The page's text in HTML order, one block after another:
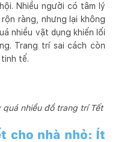
Nhiều người có tâm lý
ràng, nhưng lại không
nhiều vật dụng khiến lối
Trang trí sai cách còn
tế.
nhiều đồ trang trí Tết
cho nhà nhỏ: Ít